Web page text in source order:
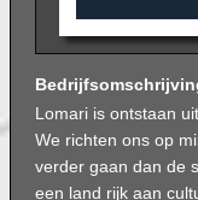
Lomari is ontstaan
We richten ons op
verder gaan dan de
een land rijk aan